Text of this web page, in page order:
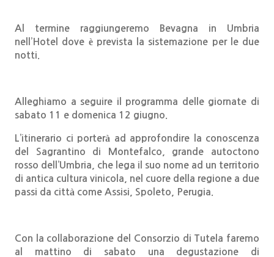
Al termine raggiungeremo Bevagna in Umbria
nell’Hotel dove è prevista la sistemazione per le due
notti.
Alleghiamo a seguire il programma delle giornate di
sabato 11 e domenica 12 giugno.
L’itinerario ci porterà ad approfondire la conoscenza
del Sagrantino di Montefalco, grande autoctono
rosso dell’Umbria, che lega il suo nome ad un territorio
di antica cultura vinicola, nel cuore della regione a due
passi da città come Assisi, Spoleto, Perugia.
Con la collaborazione del Consorzio di Tutela faremo
al mattino di sabato una degustazione di